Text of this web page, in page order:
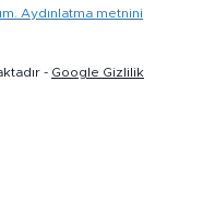
Aydınlatma metnini
- Google Gizlilik